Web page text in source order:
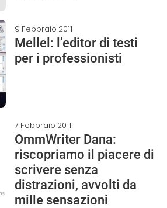
9 Febbraio 2011
Mellel: l’editor di testi
per i professionisti
7 Febbraio 2011
OmmWriter Dana:
riscopriamo il piacere di
scrivere senza
distrazioni, avvolti da
mille sensazioni